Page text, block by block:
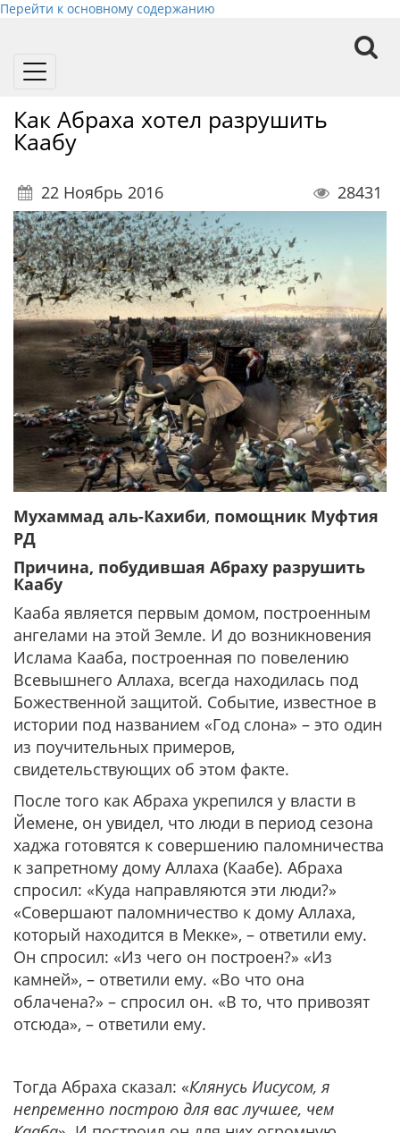
Перейти к основному содержанию
Toggle
Как Абраха хотел разрушить
Каабу
22 Ноябрь 2016 28431
Мухаммад аль-Кахиби, помощник Муфтия
РД
Причина, побудившая Абраху разрушить
Каабу
Кааба является первым домом, построенным
ангелами на этой Земле. И до возникновения
Ислама Кааба, построенная по повелению
Всевышнего Аллаха, всегда находилась под
Божественной защитой. Событие, известное в
истории под названием «Год слона» – это один
из поучительных примеров,
свидетельствующих об этом факте.
После того как Абраха укрепился у власти в
Йемене, он увидел, что люди в период сезона
хаджа готовятся к совершению паломничества
к запретному дому Аллаха (Каабе). Абраха
спросил: «Куда направляются эти люди?»
«Совершают паломничество к дому Аллаха,
который находится в Мекке», – ответили ему.
Он спросил: «Из чего он построен?» «Из
камней», – ответили ему. «Во что она
облачена?» – спросил он. «В то, что привозят
отсюда», – ответили ему.
Тогда Абраха сказал: «Клянусь Иисусом, я
непременно построю для вас лучшее, чем